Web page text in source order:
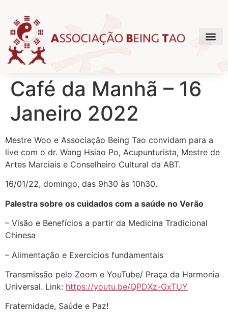
Café da Manhã – 16
Janeiro 2022
Mestre Woo e Associação Being Tao convidam para a
live com o dr. Wang Hsiao Po, Acupunturista, Mestre de
Artes Marciais e Conselheiro Cultural da ABT.
16/01/22, domingo, das 9h30 às 10h30.
Palestra sobre os cuidados com a saúde no Verão
– Visão e Benefícios a partir da Medicina Tradicional
Chinesa
– Alimentação e Exercícios fundamentais
Transmissão pelo Zoom e YouTube/ Praça da Harmonia
Universal. Link: https://youtu.be/QPDXz-GxTUY
Fraternidade, Saúde e Paz!